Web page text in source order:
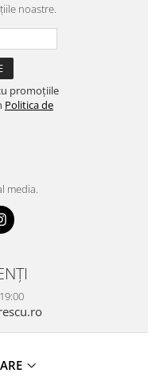
noastre.
promoțiile
Politica de
media.